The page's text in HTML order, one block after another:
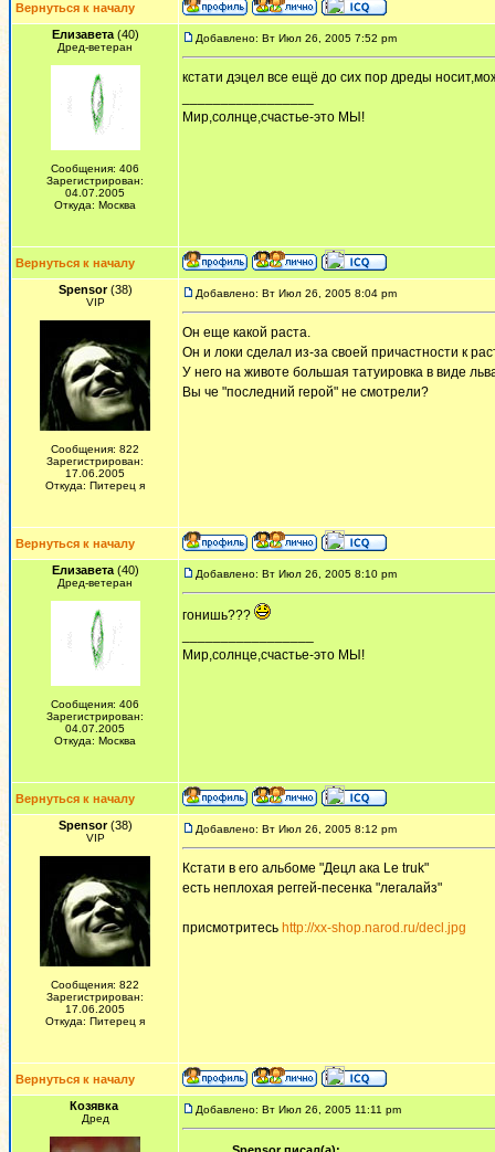
Вернуться к началу
Елизавета(40)
Дред-ветеран
Сообщения: 406
Зарегистрирован:
04.07.2005
Откуда: Москва
Добавлено: Вт Июл 26, 2005 7:52 pm
кстати дэцел все ещё до сих пор дреды
Мир,солнце,счастье-это МЫ!
Вернуться к началу
Spensor(38)
VIP
Сообщения: 822
Зарегистрирован:
17.06.2005
Откуда: Питерец я
Добавлено: Вт Июл 26, 2005 8:04 pm
Он еще какой раста.
Он и локи сделал из-за своей причастности к
У него на животе большая татуировка в виде
Вы че "последний герой" не смотрели?
Вернуться к началу
Елизавета(40)
Дред-ветеран
Сообщения: 406
Зарегистрирован:
04.07.2005
Откуда: Москва
Добавлено: Вт Июл 26, 2005 8:10 pm
гонишь???
Мир,солнце,счастье-это МЫ!
Вернуться к началу
Spensor(38)
VIP
Сообщения: 822
Зарегистрирован:
17.06.2005
Откуда: Питерец я
Добавлено: Вт Июл 26, 2005 8:12 pm
Кстати в его альбоме "Децл ака Le truk"
есть неплохая реггей-песенка "легалайз"
присмотритесь http://xx-shop.narod.ru/decl.jpg
Вернуться к началу
Козявка
Дред
Добавлено: Вт Июл 26, 2005 11:11 pm